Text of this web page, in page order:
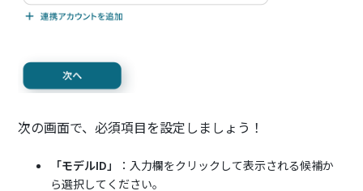
次の画面で、必須項目を設定しましょう！
「モデルID」
：入力欄をクリックして表示される候補か
ら選択してください。